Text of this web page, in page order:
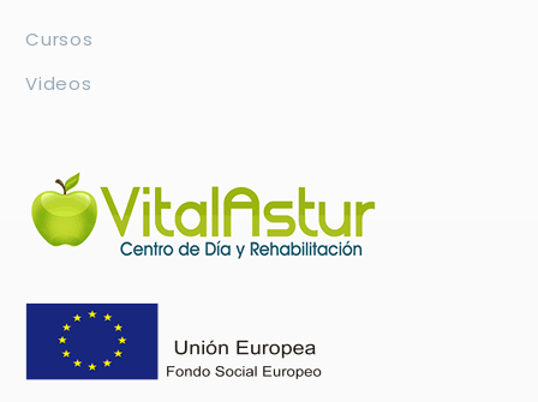
Cursos
Videos